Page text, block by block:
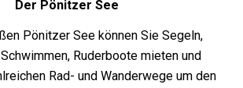
Der Pönitzer See
Pönitzer See können Sie Segeln,
Ruderboote mieten und
Rad- und Wanderwege um den